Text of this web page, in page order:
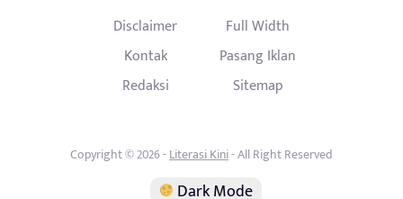
Disclaimer
Full Width
Kontak
Pasang Iklan
Redaksi
Sitemap
Copyright © 2026 -Literasi Kini- All Right Reserved
Dark Mode